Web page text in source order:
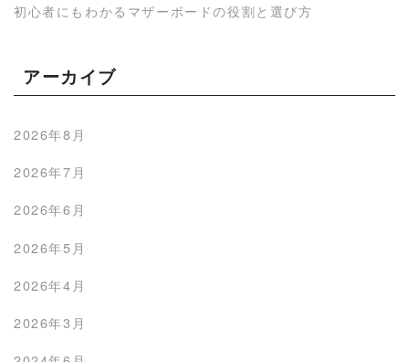
初心者にもわかるマザーボードの役割と選び方
アーカイブ
2026年8月
2026年7月
2026年6月
2026年5月
2026年4月
2026年3月